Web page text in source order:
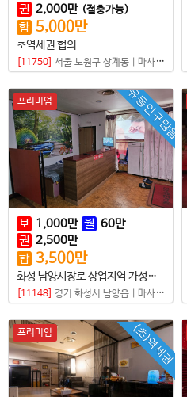
권 2,000만 (절충가능)
합 5,000만
초역세권 협의
[11750] 서울 노원구 상계동 마사지샵
유동인구많음
프리미엄
보 1,000만 월 60만
권 2,500만
합 3,500만
화성 남양시장로 상업지역 가성비 좋은 샵
[11148] 경기 화성시 남양읍 마사지샵
(초)역세권
프리미엄